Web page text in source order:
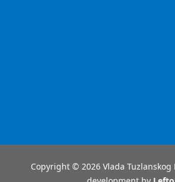
Copyright © 2026 Vlada